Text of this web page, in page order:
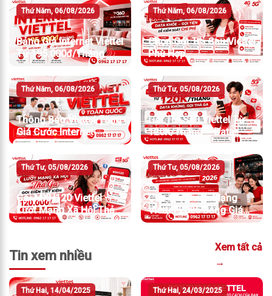
Thứ Năm, 06/08/2026
Bảng Giá Internet Viettel
Từ 195.000đ/Tháng
Thứ Năm, 06/08/2026
Chọn Gói Trả Sau Viettel
Phù Hợp
Thứ Năm, 06/08/2026
Thông Báo Viettel Tăng
Giá Cước Internet
Thứ Tư, 05/08/2026
Gói Trả Sau Viettel Từ
120K/Tháng – Data
Khủng, Gọi Thả Ga
Thứ Tư, 05/08/2026
Gói MXH120 Viettel –
Lướt Mạng Xã Hội Thả
Ga, Gọi Điện Tiết Kiệm
Thứ Tư, 05/08/2026
Các Gói Cước Mạng
Viettel 2026 Bảng Giá
Chi Tiết Và Cách Chọn
Tin xem nhiều
Xem tất cả
→
Thứ Hai, 14/04/2025 Thứ Hai, 24/03/2025